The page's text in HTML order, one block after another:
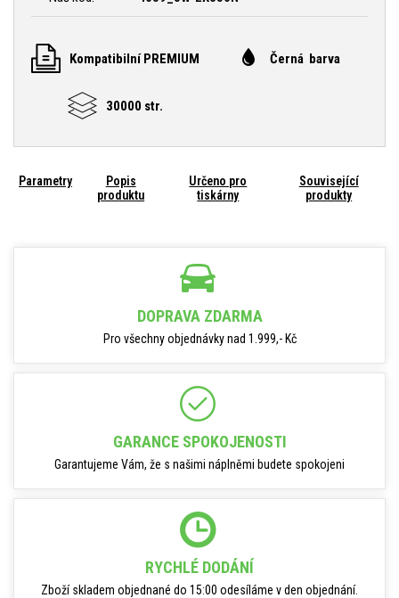
Kompatibilní PREMIUM Černá barva
30000 str.
Parametry
Popis
produktu
Určeno pro
tiskárny
Související
produkty
DOPRAVA ZDARMA
Pro všechny objednávky nad 1.999,- Kč
GARANCE SPOKOJENOSTI
Garantujeme Vám, že s našimi náplněmi budete spokojeni
RYCHLÉ DODÁNÍ
Zboží skladem objednané do 15:00 odesíláme v den objednání.